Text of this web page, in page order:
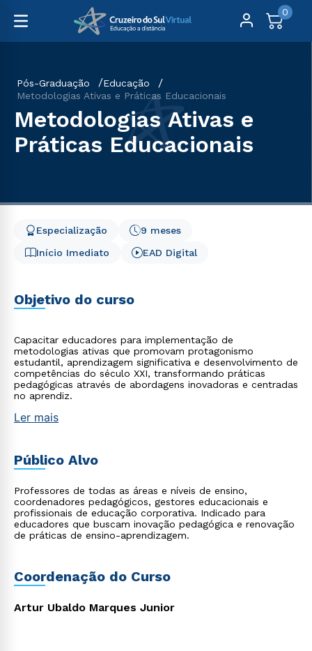
0
Pós-Graduação
Educação
Metodologias Ativas e Práticas Educacionais
Metodologias Ativas e
Práticas Educacionais
Início Imediato
9 meses
Especialização
EAD Digital
Objetivo do curso
Capacitar educadores para implementação de
metodologias ativas que promovam protagonismo
estudantil, aprendizagem significativa e desenvolvimento de
competências do século XXI, transformando práticas
pedagógicas através de abordagens inovadoras e centradas
no aprendiz.
Ler mais
Público Alvo
Professores de todas as áreas e níveis de ensino,
coordenadores pedagógicos, gestores educacionais e
profissionais de educação corporativa. Indicado para
educadores que buscam inovação pedagógica e renovação
de práticas de ensino-aprendizagem.
Coordenação do Curso
Artur Ubaldo Marques Junior